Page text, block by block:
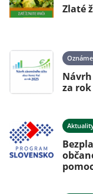
Zlaté
za rok